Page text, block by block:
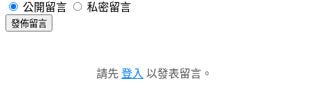
公開留言 私密留言
發佈留言
請先 登入 以發表留言。